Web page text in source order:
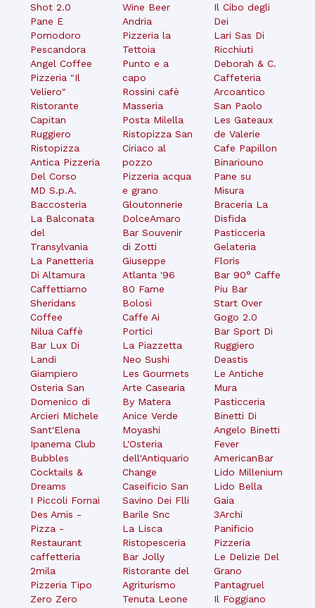
Shot 2.0
Pane E
Pomodoro
Pescandora
Angel Coffee
Pizzeria "Il
Veliero"
Ristorante
Capitan
Ruggiero
Ristopizza
Antica Pizzeria
Del Corso
MD S.p.A.
Baccosteria
La Balconata
del
Transylvania
La Panetteria
Di Altamura
Caffettiamo
Sheridans
Coffee
Nilua Caffè
Bar Lux Di
Landi
Giampiero
Osteria San
Domenico di
Arcieri Michele
Sant'Elena
Ipanema Club
Bubbles
Cocktails &
Dreams
I Piccoli Fornai
Des Amis -
Pizza -
Restaurant
caffetteria
2mila
Pizzeria Tipo
Zero Zero
Wine Beer
Andria
Pizzeria la
Tettoia
Punto e a
capo
Rossini cafè
Masseria
Posta Milella
Ristopizza San
Ciriaco al
pozzo
Pizzeria acqua
e grano
Gloutonnerie
DolceAmaro
Bar Souvenir
di Zotti
Giuseppe
Atlanta '96
80 Fame
Bolosì
Caffe Ai
Portici
La Piazzetta
Neo Sushi
Les Gourmets
Arte Casearia
By Matera
Anice Verde
Moyashi
L'Osteria
dell'Antiquario
Change
Caseificio San
Savino Dei Flli
Barile Snc
La Lisca
Ristopesceria
Bar Jolly
Ristorante del
Agriturismo
Tenuta Leone
Il Cibo degli
Dei
Lari Sas Di
Ricchiuti
Deborah & C.
Caffeteria
Arcoantico
San Paolo
Les Gateaux
de Valerie
Cafe Papillon
Binariouno
Pane su
Misura
Braceria La
Disfida
Pasticceria
Gelateria
Floris
Bar 90° Caffe
Piu Bar
Start Over
Gogo 2.0
Bar Sport Di
Ruggiero
Deastis
Le Antiche
Mura
Pasticceria
Binetti Di
Angelo Binetti
Fever
AmericanBar
Lido Millenium
Lido Bella
Gaia
3Archi
Panificio
Pizzeria
Le Delizie Del
Grano
Pantagruel
Il Foggiano